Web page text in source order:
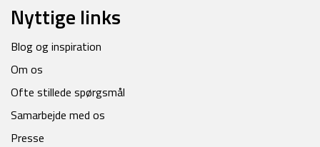
Nyttige links
Blog og inspiration
Om os
Ofte stillede spørgsmål
Samarbejde med os
Presse